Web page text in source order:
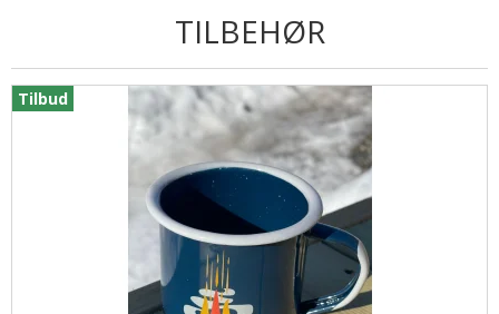
TILBEHØR
Tilbud